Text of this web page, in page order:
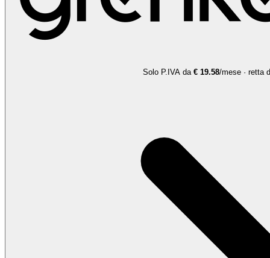
Solo P.IVA da € 19.58 /mese ·